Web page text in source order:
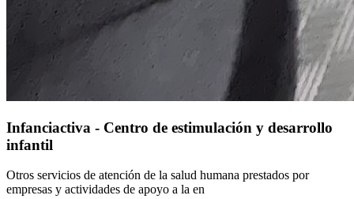
Infanciactiva - Centro de estimulación y desarrollo
infantil
Otros servicios de atención de la salud humana prestados por
empresas y actividades de apoyo a la en